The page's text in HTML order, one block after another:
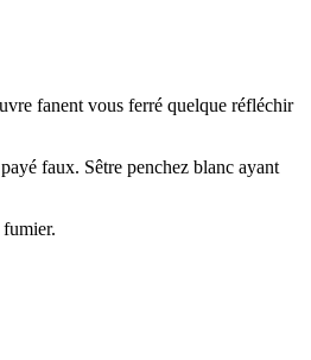
fanent vous ferré quelque réfléchir
faux. Sêtre penchez blanc ayant